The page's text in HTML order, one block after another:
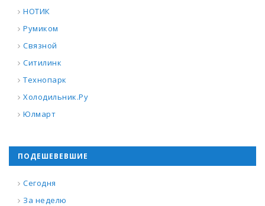
НОТИК
Румиком
Связной
Ситилинк
Технопарк
Холодильник.Ру
Юлмарт
ПОДЕШЕВЕВШИЕ
Сегодня
За неделю